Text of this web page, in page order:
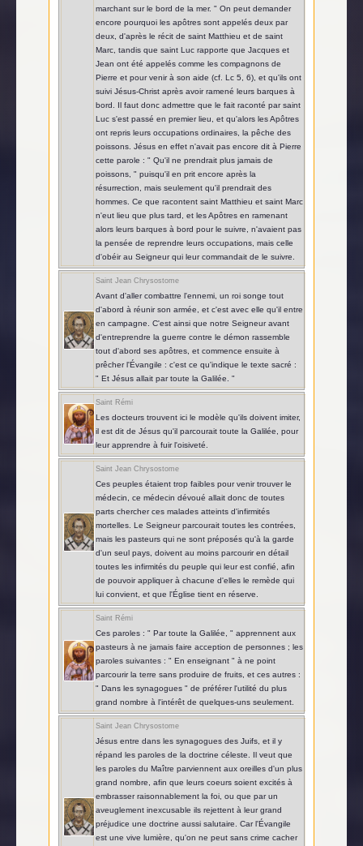
marchant sur le bord de la mer. " On peut demander
encore pourquoi les apôtres sont appelés deux par
deux, d'après le récit de saint Matthieu et de saint
Marc, tandis que saint Luc rapporte que Jacques et
Jean ont été appelés comme les compagnons de
Pierre et pour venir à son aide (cf. Lc 5, 6), et qu'ils ont
suivi Jésus-Christ après avoir ramené leurs barques à
bord. Il faut donc admettre que le fait raconté par saint
Luc s'est passé en premier lieu, et qu'alors les Apôtres
ont repris leurs occupations ordinaires, la pêche des
poissons. Jésus en effet n'avait pas encore dit à Pierre
cette parole : " Qu'il ne prendrait plus jamais de
poissons, " puisqu'il en prit encore après la
résurrection, mais seulement qu'il prendrait des
hommes. Ce que racontent saint Matthieu et saint Marc
n'eut lieu que plus tard, et les Apôtres en ramenant
alors leurs barques à bord pour le suivre, n'avaient pas
la pensée de reprendre leurs occupations, mais celle
d'obéir au Seigneur qui leur commandait de le suivre.
Saint Jean Chrysostome
Avant d'aller combattre l'ennemi, un roi songe tout
d'abord à réunir son armée, et c'est avec elle qu'il entre
en campagne. C'est ainsi que notre Seigneur avant
d'entreprendre la guerre contre le démon rassemble
tout d'abord ses apôtres, et commence ensuite à
prêcher l'Évangile : c'est ce qu'indique le texte sacré :
" Et Jésus allait par toute la Galilée. "
Saint Rémi
Les docteurs trouvent ici le modèle qu'ils doivent imiter,
il est dit de Jésus qu'il parcourait toute la Galilée, pour
leur apprendre à fuir l'oisiveté.
Saint Jean Chrysostome
Ces peuples étaient trop faibles pour venir trouver le
médecin, ce médecin dévoué allait donc de toutes
parts chercher ces malades atteints d'infirmités
mortelles. Le Seigneur parcourait toutes les contrées,
mais les pasteurs qui ne sont préposés qu'à la garde
d'un seul pays, doivent au moins parcourir en détail
toutes les infirmités du peuple qui leur est confié, afin
de pouvoir appliquer à chacune d'elles le remède qui
lui convient, et que l'Église tient en réserve.
Saint Rémi
Ces paroles : " Par toute la Galilée, " apprennent aux
pasteurs à ne jamais faire acception de personnes ; les
paroles suivantes : " En enseignant " à ne point
parcourir la terre sans produire de fruits, et ces autres :
" Dans les synagogues " de préférer l'utilité du plus
grand nombre à l'intérêt de quelques-uns seulement.
Saint Jean Chrysostome
Jésus entre dans les synagogues des Juifs, et il y
répand les paroles de la doctrine céleste. Il veut que
les paroles du Maître parviennent aux oreilles d'un plus
grand nombre, afin que leurs coeurs soient excités à
embrasser raisonnablement la foi, ou que par un
aveuglement inexcusable ils rejettent à leur grand
préjudice une doctrine aussi salutaire. Car l'Évangile
est une vive lumière, qu'on ne peut sans crime cacher